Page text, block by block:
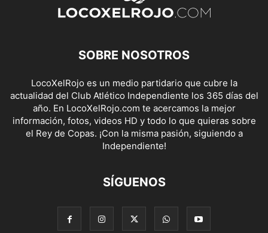
SOBRE NOSOTROS
LocoXelRojo es un medio partidario que cubre la
actualidad del Club Atlético Independiente los 365 días del
año. En LocoXelRojo.com te acercamos la mejor
información, fotos, videos HD y todo lo que quieras sobre
el Rey de Copas. ¡Con la misma pasión, siguiendo a
Independiente!
SÍGUENOS